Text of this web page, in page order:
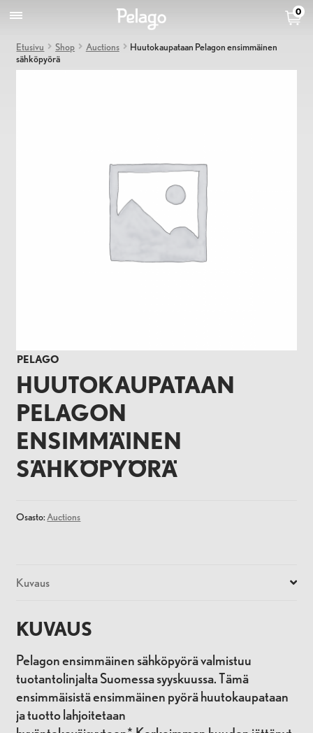
0
Etusivu Shop Auctions
Huutokaupataan Pelagon ensimmäinen
sähköpyörä
PELAGO
HUUTOKAUPATAAN
PELAGON
ENSIMMÄINEN
SÄHKÖPYÖRÄ
Osasto: Auctions
Kuvaus
KUVAUS
Pelagon ensimmäinen sähköpyörä valmistuu
tuotantolinjalta Suomessa syyskuussa. Tämä
ensimmäisistä ensimmäinen pyörä huutokaupataan
ja tuotto lahjoitetaan